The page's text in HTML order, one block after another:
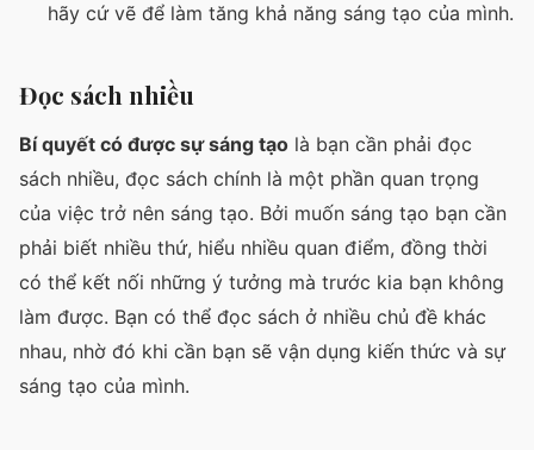
hãy cứ vẽ để làm tăng khả năng sáng tạo của mình.
Đọc sách nhiều
Bí quyết có được sự sáng tạo là bạn cần phải đọc
sách nhiều, đọc sách chính là một phần quan trọng
của việc trở nên sáng tạo. Bởi muốn sáng tạo bạn cần
phải biết nhiều thứ, hiểu nhiều quan điểm, đồng thời
có thể kết nối những ý tưởng mà trước kia bạn không
làm được. Bạn có thể đọc sách ở nhiều chủ đề khác
nhau, nhờ đó khi cần bạn sẽ vận dụng kiến thức và sự
sáng tạo của mình.